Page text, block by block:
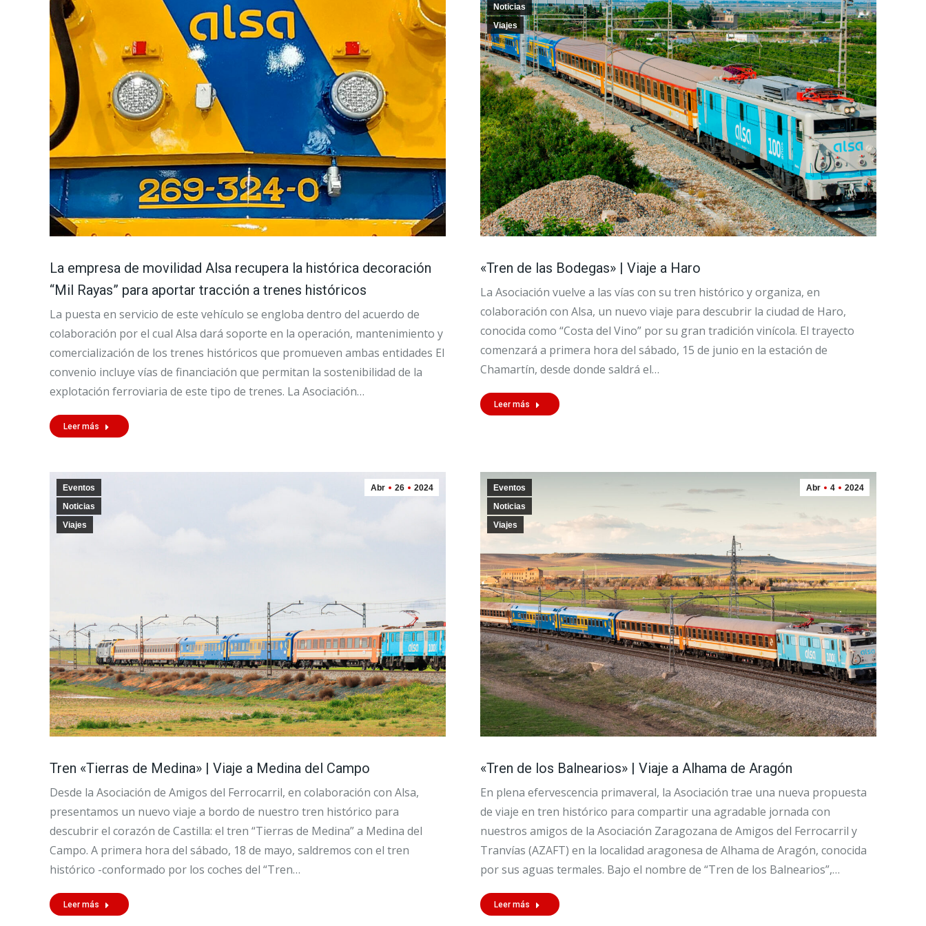
La empresa de movilidad Alsa recupera la histórica decoración
“Mil Rayas” para aportar tracción a trenes históricos
La puesta en servicio de este vehículo se engloba dentro del acuerdo de
colaboración por el cual Alsa dará soporte en la operación, mantenimiento y
comercialización de los trenes históricos que promueven ambas entidades El
convenio incluye vías de financiación que permitan la sostenibilidad de la
explotación ferroviaria de este tipo de trenes. La Asociación…
Leer más
Noticias
Viajes
«Tren de las Bodegas» | Viaje a Haro
La Asociación vuelve a las vías con su tren histórico y organiza, en
colaboración con Alsa, un nuevo viaje para descubrir la ciudad de Haro,
conocida como “Costa del Vino” por su gran tradición vinícola. El trayecto
comenzará a primera hora del sábado, 15 de junio en la estación de
Chamartín, desde donde saldrá el…
Leer más
Abr 26 2024
Eventos
Noticias
Viajes
Tren «Tierras de Medina» | Viaje a Medina del Campo
Desde la Asociación de Amigos del Ferrocarril, en colaboración con Alsa,
presentamos un nuevo viaje a bordo de nuestro tren histórico para
descubrir el corazón de Castilla: el tren “Tierras de Medina” a Medina del
Campo. A primera hora del sábado, 18 de mayo, saldremos con el tren
histórico -conformado por los coches del “Tren…
Leer más
Abr 4 2024
Eventos
Noticias
Viajes
«Tren de los Balnearios» | Viaje a Alhama de Aragón
En plena efervescencia primaveral, la Asociación trae una nueva propuesta
de viaje en tren histórico para compartir una agradable jornada con
nuestros amigos de la Asociación Zaragozana de Amigos del Ferrocarril y
Tranvías (AZAFT) en la localidad aragonesa de Alhama de Aragón, conocida
por sus aguas termales. Bajo el nombre de “Tren de los Balnearios”,…
Leer más